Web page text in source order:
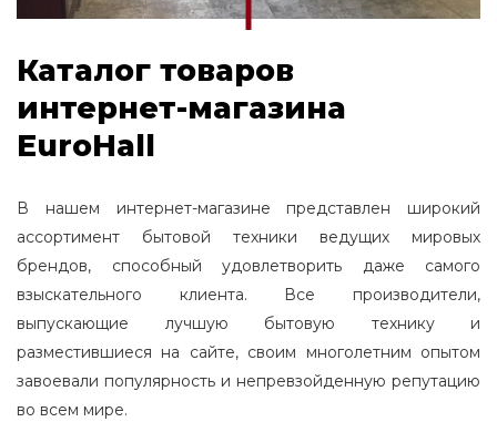
Каталог товаров
интернет-магазина
EuroHall
В нашем интернет-магазине представлен широкий
ассортимент бытовой техники ведущих мировых
брендов, способный удовлетворить даже самого
взыскательного клиента. Все производители,
выпускающие лучшую бытовую технику и
разместившиеся на сайте, своим многолетним опытом
завоевали популярность и непревзойденную репутацию
во всем мире.